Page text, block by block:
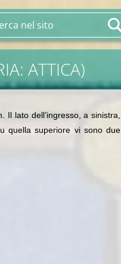
ATTICA)
Il lato dell’ingresso, a sinistra,
quella superiore vi sono due